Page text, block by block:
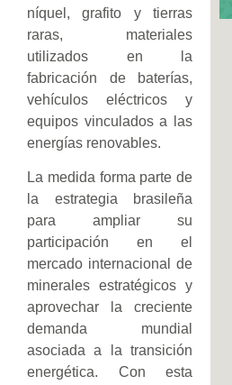
níquel, grafito y tierras
raras, materiales
utilizados en la
fabricación de baterías,
vehículos eléctricos y
equipos vinculados a las
energías renovables.
La medida forma parte de
la estrategia brasileña
para ampliar su
participación en el
mercado internacional de
minerales estratégicos y
aprovechar la creciente
demanda mundial
asociada a la transición
energética. Con esta